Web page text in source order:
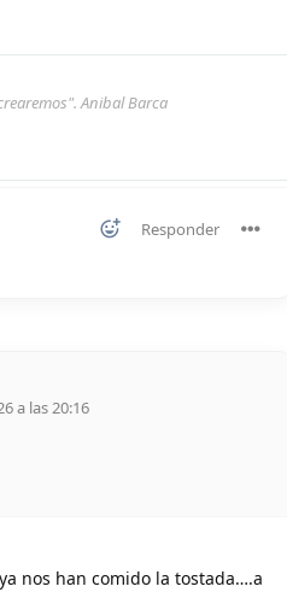
Anibal Barca
Responder
a las 20:16
nos han comido la tostada….a